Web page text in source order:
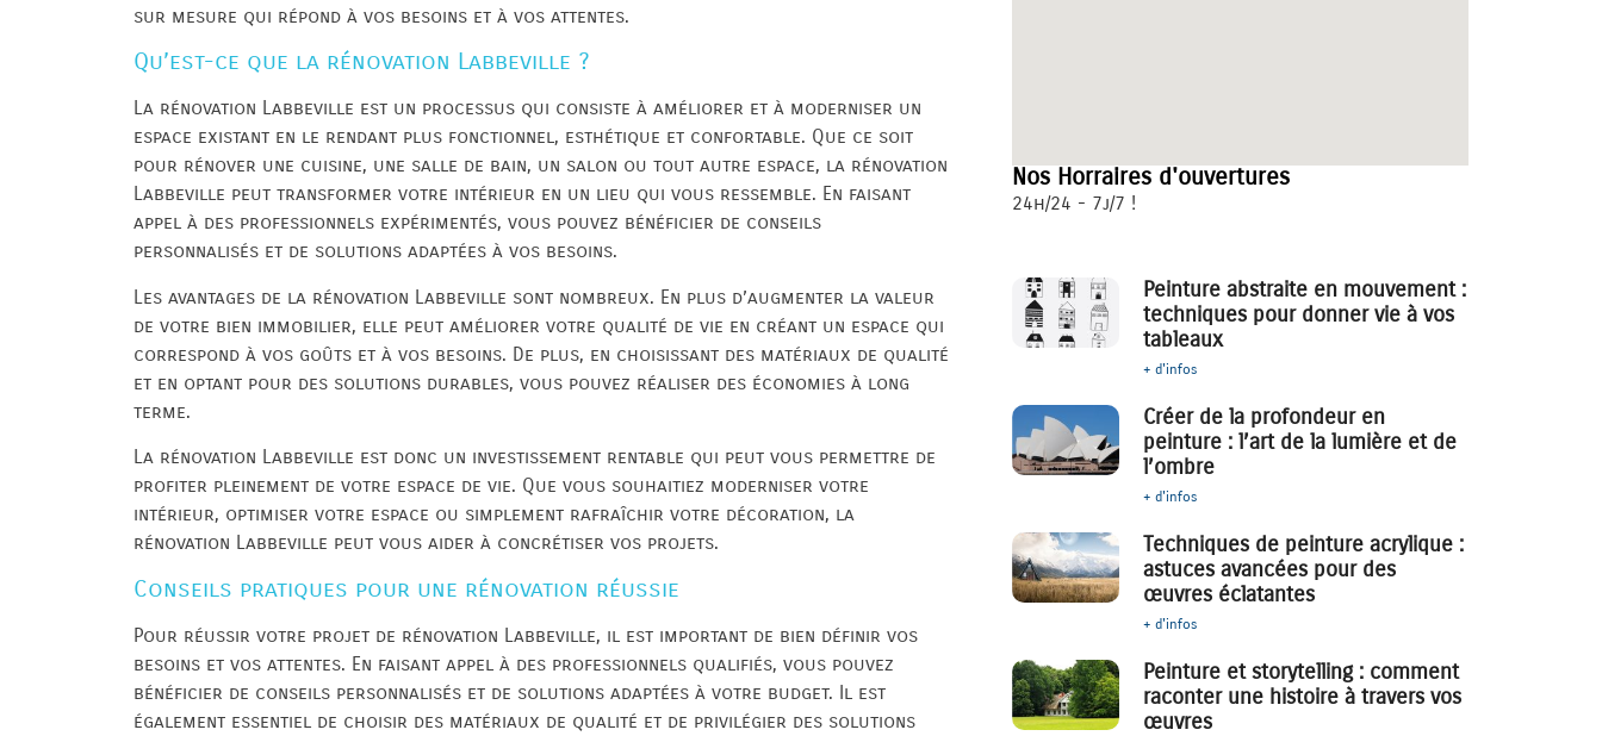
sur mesure qui répond à vos besoins et à vos attentes.
Qu’est-ce que la rénovation Labbeville ?
La rénovation Labbeville est un processus qui consiste à améliorer et à moderniser un
espace existant en le rendant plus fonctionnel, esthétique et confortable. Que ce soit
pour rénover une cuisine, une salle de bain, un salon ou tout autre espace, la rénovation
Labbeville peut transformer votre intérieur en un lieu qui vous ressemble. En faisant
appel à des professionnels expérimentés, vous pouvez bénéficier de conseils
personnalisés et de solutions adaptées à vos besoins.
Les avantages de la rénovation Labbeville sont nombreux. En plus d’augmenter la valeur
de votre bien immobilier, elle peut améliorer votre qualité de vie en créant un espace qui
correspond à vos goûts et à vos besoins. De plus, en choisissant des matériaux de qualité
et en optant pour des solutions durables, vous pouvez réaliser des économies à long
terme.
La rénovation Labbeville est donc un investissement rentable qui peut vous permettre de
profiter pleinement de votre espace de vie. Que vous souhaitiez moderniser votre
intérieur, optimiser votre espace ou simplement rafraîchir votre décoration, la
rénovation Labbeville peut vous aider à concrétiser vos projets.
Conseils pratiques pour une rénovation réussie
Pour réussir votre projet de rénovation Labbeville, il est important de bien définir vos
besoins et vos attentes. En faisant appel à des professionnels qualifiés, vous pouvez
bénéficier de conseils personnalisés et de solutions adaptées à votre budget. Il est
également essentiel de choisir des matériaux de qualité et de privilégier des solutions
Nos Horraires d'ouvertures
24h/24 - 7j/7 !
Peinture abstraite en mouvement :
techniques pour donner vie à vos
tableaux
+ d'infos
Créer de la profondeur en
peinture : l’art de la lumière et de
l’ombre
+ d'infos
Techniques de peinture acrylique :
astuces avancées pour des
œuvres éclatantes
+ d'infos
Peinture et storytelling : comment
raconter une histoire à travers vos
œuvres